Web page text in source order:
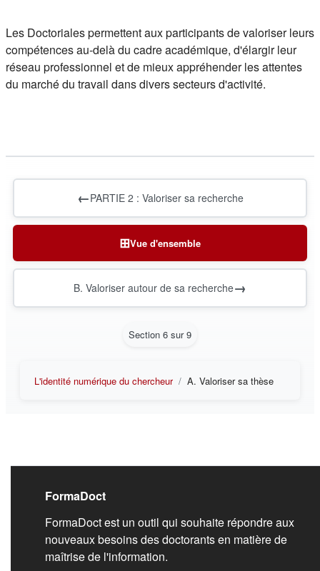
Les Doctoriales permettent aux participants de valoriser leurs
compétences au-delà du cadre académique, d'élargir leur
réseau professionnel et de mieux appréhender les attentes
du marché du travail dans divers secteurs d'activité.
←PARTIE 2 : Valoriser sa recherche
⊞Vue d'ensemble
B. Valoriser autour de sa recherche→
Section 6 sur 9
L'identité numérique du chercheur A. Valoriser sa thèse
Liens de bas de
FormaDoct
FormaDoct est un outil qui souhaite répondre aux
nouveaux besoins des doctorants en matière de
maîtrise de l'information.